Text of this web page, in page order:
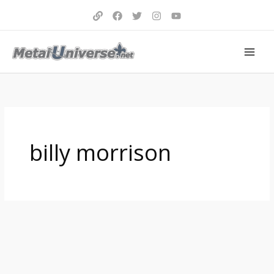
billy morrison